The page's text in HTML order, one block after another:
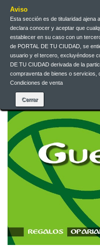
Aviso
Esta sección es de titularidad ajena
declara conocer y aceptar que
establecer en su caso con un
de PORTAL DE TU CIUDAD, se
usuario y el tercero, excluyéndose
DE TU CIUDAD derivada de la
compraventa de bienes o servicios,
Condiciones de venta
Jarri gurekin harremanetan